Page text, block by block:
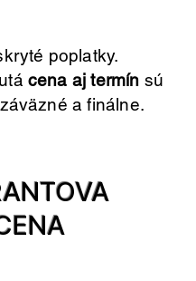
poplatky.
cena aj termín sú
a finálne.